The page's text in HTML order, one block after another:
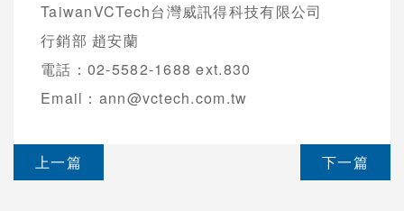
TaiwanVCTech台灣威訊得科技有限公司
行銷部 趙安蘭
電話：02-5582-1688 ext.830
Email：ann@vctech.com.tw
上一篇 下一篇